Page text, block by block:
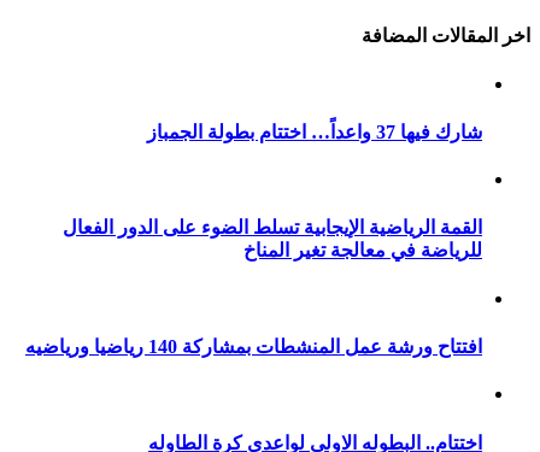
اخر المقالات المضافة
شارك فيها 37 واعداً… اختتام بطولة الجمباز
القمة الرياضية الإيجابية تسلط الضوء على الدور الفعال
للرياضة في معالجة تغير المناخ
افتتاح ورشة عمل المنشطات بمشاركة 140 رياضيا ورياضيه
اختتام.. البطوله الاولى لواعدي كرة الطاوله